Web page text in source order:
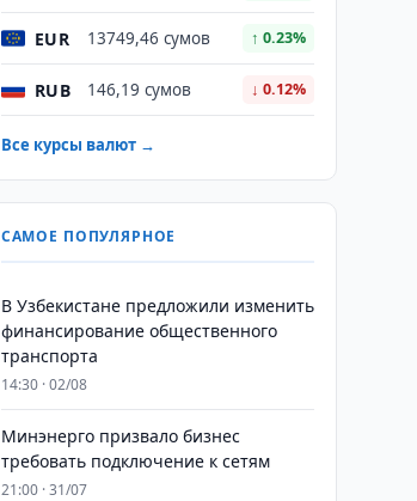
EUR 13749,46 сумов ↑ 0.23%
RUB 146,19 сумов ↓ 0.12%
Все курсы валют →
САМОЕ ПОПУЛЯРНОЕ
В Узбекистане предложили изменить
финансирование общественного
транспорта
14:30 · 02/08
Минэнерго призвало бизнес
требовать подключение к сетям
21:00 · 31/07